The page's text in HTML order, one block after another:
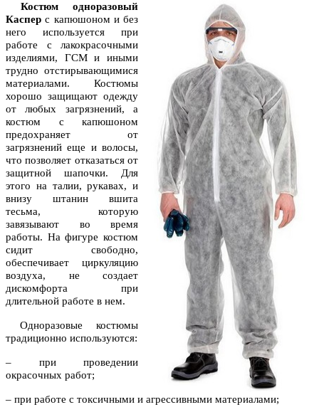
Костюм одноразовый
Каспер с капюшоном и без
него используется при
работе с лакокрасочными
изделиями, ГСМ и иными
трудно отстирывающимися
материалами. Костюмы
хорошо защищают одежду
от любых загрязнений, а
костюм с капюшоном
предохраняет от
загрязнений еще и волосы,
что позволяет отказаться от
защитной шапочки. Для
этого на талии, рукавах, и
внизу штанин вшита
тесьма, которую
завязывают во время
работы. На фигуре костюм
сидит свободно,
обеспечивает циркуляцию
воздуха, не создает
дискомфорта при
длительной работе в нем.
Одноразовые костюмы
традиционно используются:
– при проведении
окрасочных работ;
– при работе с токсичными и агрессивными материалами;